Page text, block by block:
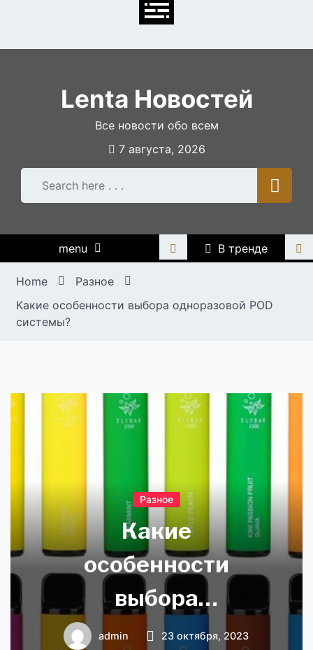
Lenta Новостей
Все новости обо всем
7 августа, 2026
menu В тренде
Home
Разное
Какие особенности выбора одноразовой POD
системы?
Разное
Какие
особенности
выбора
одноразовой POD
admin 23 октября, 2023